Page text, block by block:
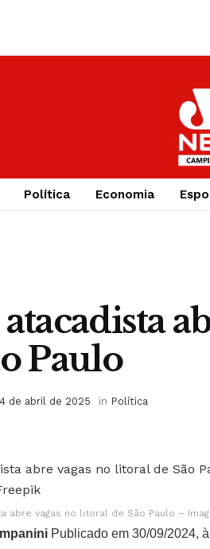
Política Economia
Paulo
4 de abril de 2025 in Política
abre vagas no litoral de São Paulo –
Publicado em 30/09/2024,